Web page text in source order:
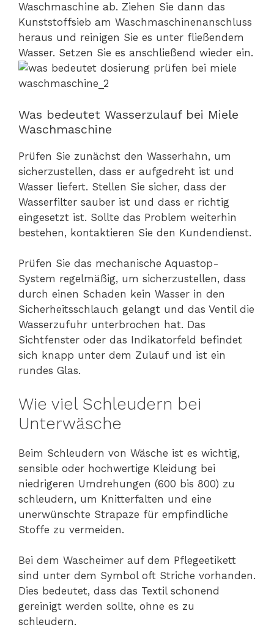
Waschmaschine ab. Ziehen Sie dann das
Kunststoffsieb am Waschmaschinenanschluss
heraus und reinigen Sie es unter fließendem
Wasser. Setzen Sie es anschließend wieder ein.
Was bedeutet Wasserzulauf bei Miele
Waschmaschine
Prüfen Sie zunächst den Wasserhahn, um
sicherzustellen, dass er aufgedreht ist und
Wasser liefert. Stellen Sie sicher, dass der
Wasserfilter sauber ist und dass er richtig
eingesetzt ist. Sollte das Problem weiterhin
bestehen, kontaktieren Sie den Kundendienst.
Prüfen Sie das mechanische Aquastop-
System regelmäßig, um sicherzustellen, dass
durch einen Schaden kein Wasser in den
Sicherheitsschlauch gelangt und das Ventil die
Wasserzufuhr unterbrochen hat. Das
Sichtfenster oder das Indikatorfeld befindet
sich knapp unter dem Zulauf und ist ein
rundes Glas.
Wie viel Schleudern bei
Unterwäsche
Beim Schleudern von Wäsche ist es wichtig,
sensible oder hochwertige Kleidung bei
niedrigeren Umdrehungen (600 bis 800) zu
schleudern, um Knitterfalten und eine
unerwünschte Strapaze für empfindliche
Stoffe zu vermeiden.
Bei dem Wascheimer auf dem Pflegeetikett
sind unter dem Symbol oft Striche vorhanden.
Dies bedeutet, dass das Textil schonend
gereinigt werden sollte, ohne es zu
schleudern.